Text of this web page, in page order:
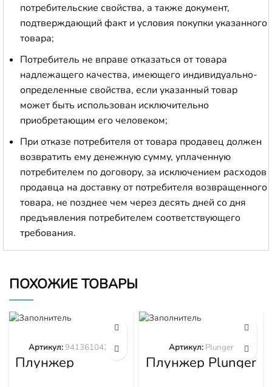
потребительские свойства, а также документ,
подтверждающий факт и условия покупки указанного
товара;
Потребитель не вправе отказаться от товара
надлежащего качества, имеющего индивидуально-
определенные свойства, если указанный товар
может быть использован исключительно
приобретающим его человеком;
При отказе потребителя от товара продавец должен
возвратить ему денежную сумму, уплаченную
потребителем по договору, за исключением расходов
продавца на доставку от потребителя возвращенного
товара, не позднее чем через десять дней со дня
предъявления потребителем соответствующего
требования.
ПОХОЖИЕ ТОВАРЫ
Плунжер
9413610423
Артикул:9413610423
Плунжер Plunger
Артикул: Plunger